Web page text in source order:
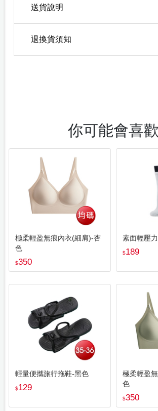
送貨說明
退換貨須知
你可能會喜歡
極柔輕盈無痕內衣(細肩)-杏
色
$350
素面輕壓
$189
輕量便攜旅行拖鞋-黑色
$129
極柔輕盈
色
$350